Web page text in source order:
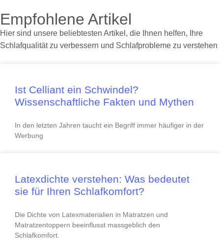
Empfohlene Artikel
Hier sind unsere beliebtesten Artikel, die Ihnen helfen, Ihre
Schlafqualität zu verbessern und Schlafprobleme zu verstehen
Ist Celliant ein Schwindel?
Wissenschaftliche Fakten und Mythen
In den letzten Jahren taucht ein Begriff immer häufiger in der
Werbung
Latexdichte verstehen: Was bedeutet
sie für Ihren Schlafkomfort?
Die Dichte von Latexmaterialien in Matratzen und
Matratzentoppern beeinflusst massgeblich den
Schlafkomfort.